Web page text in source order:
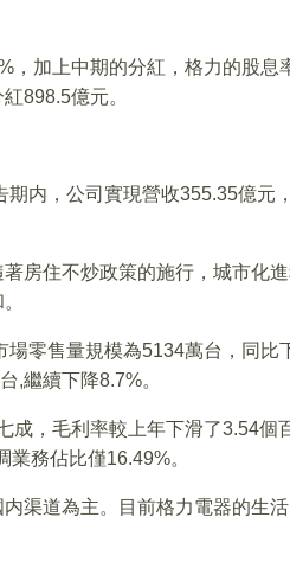
，加上中期的分紅，格力的股息
898.5億元。
内，公司實現營收355.35億元
房住不炒政策的施行，城市化
零售量規模為5134萬台，同比
,繼續下降8.7%。
成，毛利率較上年下滑了3.54個
務佔比僅16.49%。
渠道為主。目前格力電器的生